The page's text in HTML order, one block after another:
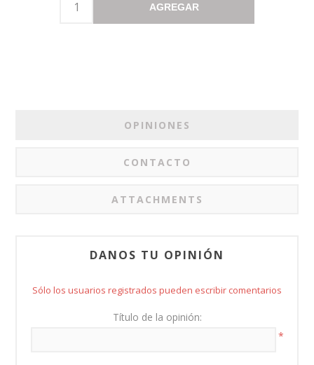
AGREGAR
OPINIONES
CONTACTO
ATTACHMENTS
DANOS TU OPINIÓN
Sólo los usuarios registrados pueden escribir comentarios
Título de la opinión:
*